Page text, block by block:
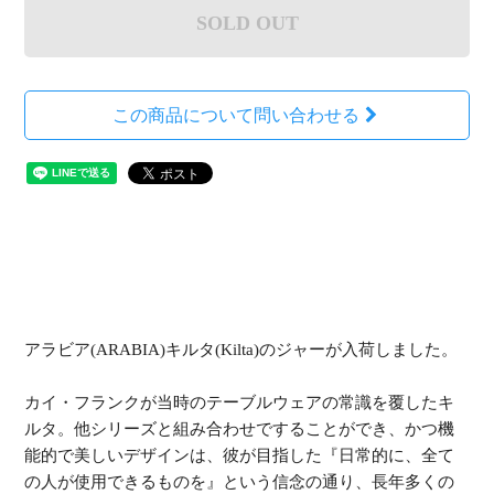
SOLD OUT
この商品について問い合わせる
アラビア(ARABIA)キルタ(Kilta)のジャーが入荷しました。
カイ・フランクが当時のテーブルウェアの常識を覆したキ
ルタ。他シリーズと組み合わせですることができ、かつ機
能的で美しいデザインは、彼が目指した『日常的に、全て
の人が使用できるものを』という信念の通り、長年多くの